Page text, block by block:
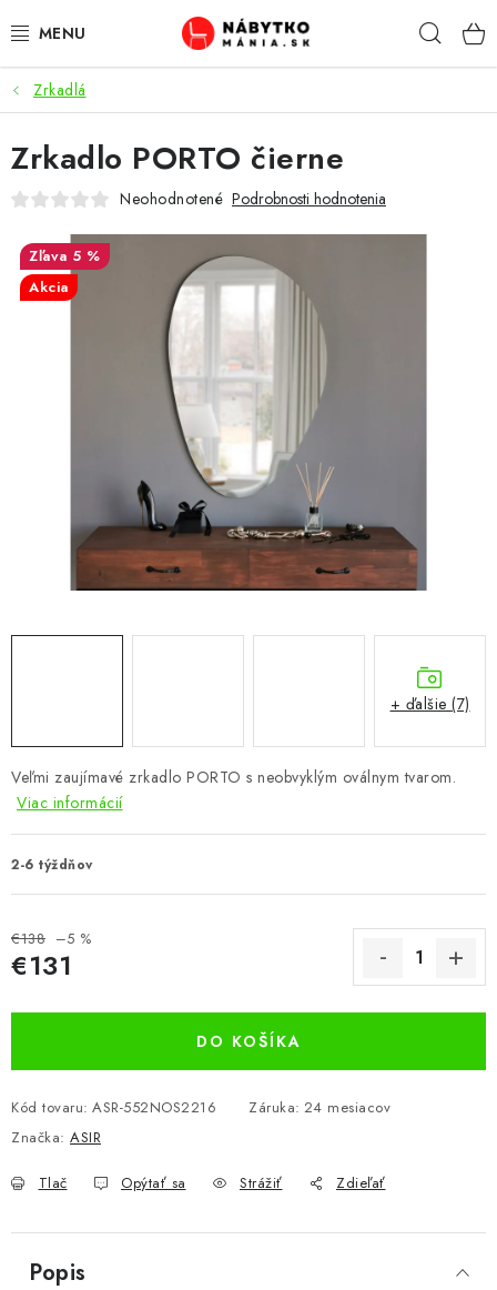
na
VÝPREDAJ
NOVINKY
OBÝVACIA IZBA
KUCHYŇA
PRACOVŇA / KANCELÁRIA
DETSKÉ A ŠTUDENTSKÉ
Kontakty Podmienky ochrany osobných údajov
Registrace
Obchodné podmienky 2024
Zrkadlá
Veľmi zaujímavé zrkadlo PORTO s neobvyklým oválnym tvarom.
Viac informácií
2-6 týždňov
€138 –5 %
€131
DO KOŠÍKA
Kód tovaru: ASR-552NOS2216 Záruka: 24 mesiacov
Značka: ASIR
Tlač Opýtať sa Strážiť Zdieľať
Zrkadlo PORTO čierne
Neohodnotené Podrobnosti hodnotenia
5 %
Akcia
+ ďalšie (7)
Popis